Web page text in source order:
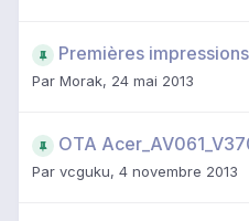
Premières
Par Morak, 24 mai 2013
OTA
Par vcguku, 4 novembre 2013